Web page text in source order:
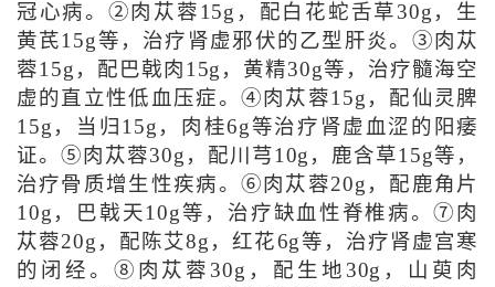
冠心病。②肉苁蓉15g，配白花蛇舌草30g，生
黄芪15g等，治疗肾虚邪伏的乙型肝炎。③肉苁
蓉15g，配巴戟肉15g，黄精30g等，治疗髓海空
虚的直立性低血压症。④肉苁蓉15g，配仙灵脾
15g，当归15g，肉桂6g等治疗肾虚血涩的阳痿
证。⑤肉苁蓉30g，配川芎10g，鹿含草15g等，
治疗骨质增生性疾病。⑥肉苁蓉20g，配鹿角片
10g，巴戟天10g等，治疗缺血性脊椎病。⑦肉
苁蓉20g，配陈艾8g，红花6g等，治疗肾虚宫寒
的闭经。⑧肉苁蓉30g，配生地30g，山萸肉